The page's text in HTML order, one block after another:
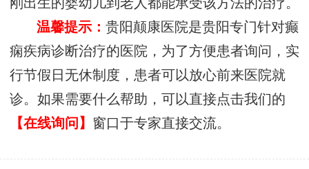
刚出生的婴幼儿到老人都能承受该方法的治疗。
温馨提示：贵阳颠康医院是贵阳专门针对癫
痫疾病诊断治疗的医院，为了方便患者询问，实
行节假日无休制度，患者可以放心前来医院就
诊。如果需要什么帮助，可以直接点击我们的
【在线询问】 窗口于专家直接交流。